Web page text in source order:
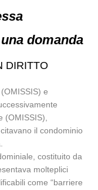
domanda
DIRITTO
e
(OMISSIS),
il condominio
costituito da
molteplici
come “barriere